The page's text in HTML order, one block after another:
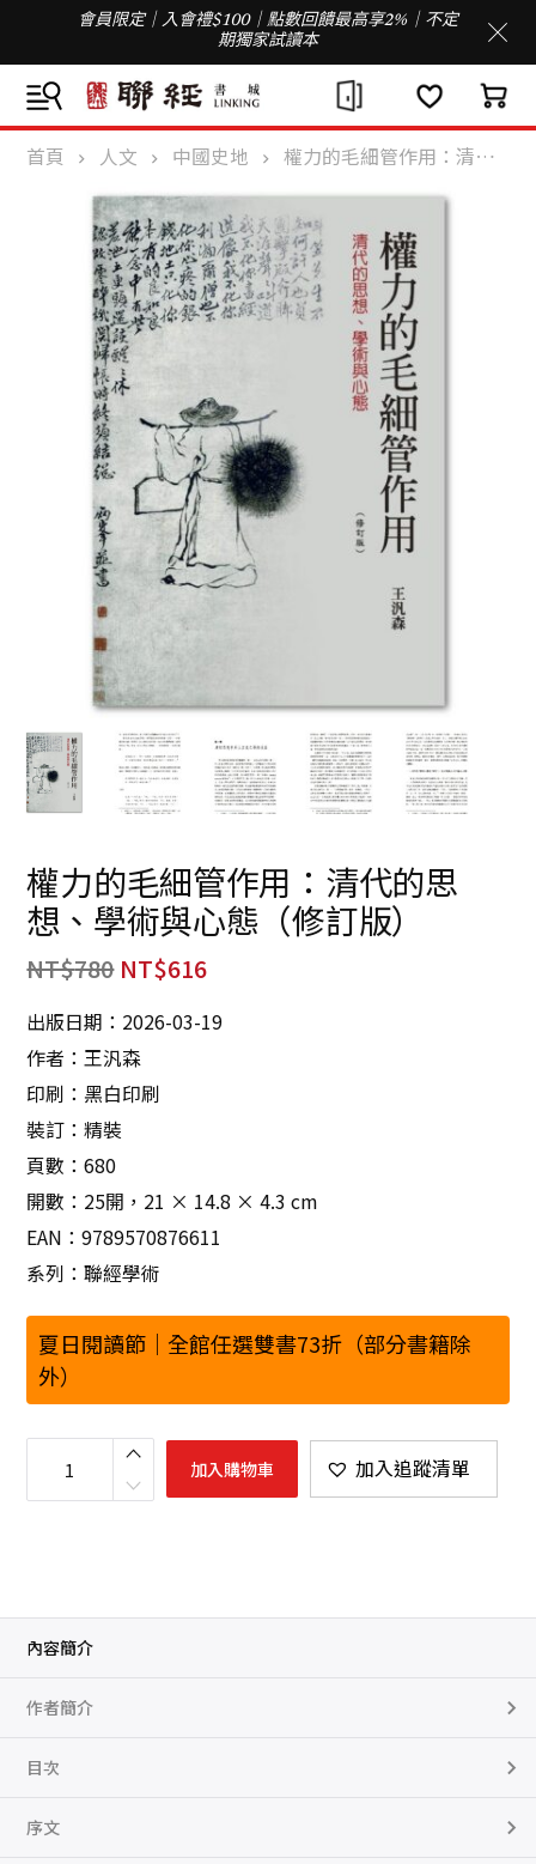
會員限定｜入會禮$100｜點數回饋最高享2%｜不定
期獨家試讀本
首頁 人文 中國史地 權力的毛細管作用：清代的思想、學術與心態（修訂版）
權力的毛細管作用：清代的思
想、學術與心態（修訂版）
NT$780 NT$616
出版日期：2026-03-19
作者：王汎森
印刷：黑白印刷
裝訂：精裝
頁數：680
開數：25開，21 × 14.8 × 4.3 cm
EAN：9789570876611
系列：聯經學術
夏日閱讀節｜全館任選雙書73折（部分書籍除
外）
權
毛
代
思
想
學
術
態
（
版
加入購物車 加入追蹤清單
內容簡介
作者簡介
目次
序文